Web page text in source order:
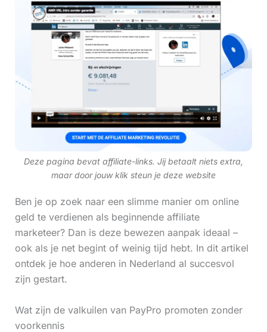
Deze pagina bevat affiliate-links. Jij betaalt niets extra,
maar door jouw klik steun je deze website
Ben je op zoek naar een slimme manier om online
geld te verdienen als beginnende affiliate
marketeer? Dan is deze bewezen aanpak ideaal –
ook als je net begint of weinig tijd hebt. In dit artikel
ontdek je hoe anderen in Nederland al succesvol
zijn gestart.
Wat zijn de valkuilen van PayPro promoten zonder
voorkennis